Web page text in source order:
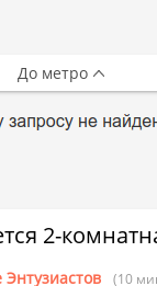
2-
(10
До метро